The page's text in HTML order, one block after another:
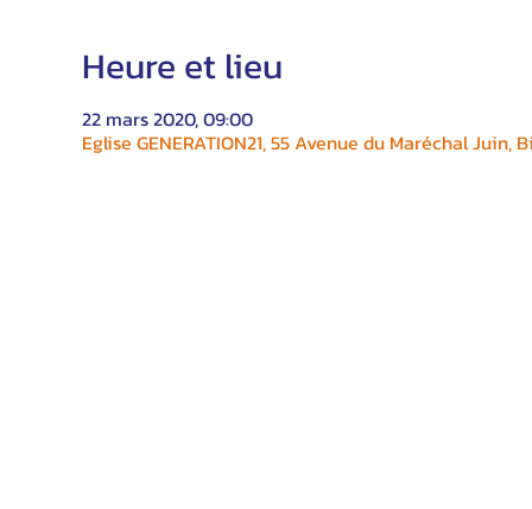
Heure et lieu
22 mars 2020, 09:00
Eglise GENERATION21, 55 Avenue du Maréchal Juin,